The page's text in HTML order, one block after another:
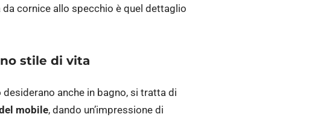
cornice allo specchio è quel dettaglio
stile di vita
anche in bagno, si tratta di
mobile, dando un’impressione di